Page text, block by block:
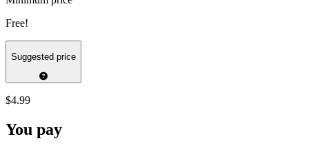
Free!
Suggested price
$4.99
You pay